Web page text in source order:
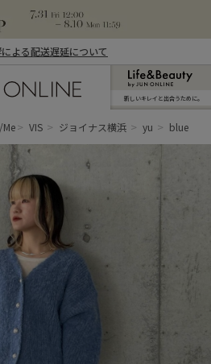
よる配送遅延について
新しいキレイと出合うために。
Me VIS ジョイナス横浜 yu blue ×